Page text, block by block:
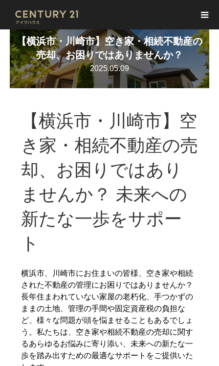
【横浜市・川崎市】空き家・相続不動産の
売却、お困りではありませんか？
2025.05.09
【横浜市・川崎市】空
き家・相続不動産の売
却、お困りではあり
ませんか？ 未来への
新たな一歩をサポー
ト
横浜市、川崎市にお住まいの皆様、空き家や相続
された不動産の管理にお困りではありませんか？
長年住まわれていない家屋の老朽化、手つかずの
ままの土地、管理の手間や固定資産税の負担な
ど、様々な問題が頭を悩ませることもあるでしょ
う。私たちは、空き家や相続不動産の売却に関す
るあらゆるお悩みに寄り添い、未来への新たな一
歩を踏み出すための最適なサポートをご提供いた